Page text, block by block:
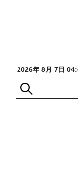
2026年 8月 7日